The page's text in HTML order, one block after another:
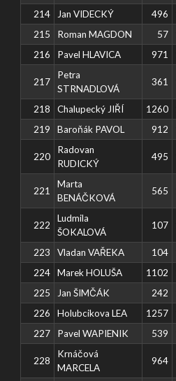
214
Jan VIDECKÝ 496
215
Roman MAGDON 57
216
Pavel HLAVICA 971
217
Petra
STRNADLOVÁ
361
218 Chalupecký JIŘÍ 1260
219
Baroňák PAVOL 912
220
Radovan
RUDICKÝ
495
221
Marta
BENÁČKOVÁ
565
222
Ludmila
ŠOKALOVÁ
107
223 Vladan VAŘEKA 104
224
Marek HOLUŠA 1102
225
Jan ŠIMČÁK 242
226
Holubcikova LEA 1257
227
Pavel WAPIENIK 539
228
Krnáčová
MARCELA
964